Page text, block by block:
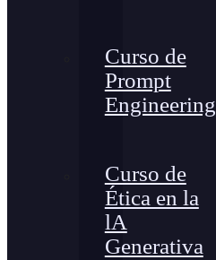
Curso de
Prompt
Engineering
Curso de
Ética en la
lA
Generativa